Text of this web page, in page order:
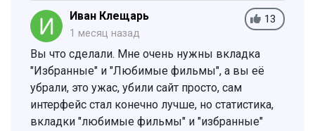
13
Иван Клещарь
1 месяц назад
Вы что сделали. Мне очень нужны вкладка
"Избранные" и "Любимые фильмы", а вы её
убрали, это ужас, убили сайт просто, сам
интерфейс стал конечно лучше, но статистика,
вкладки "любимые фильмы" и "избранные"